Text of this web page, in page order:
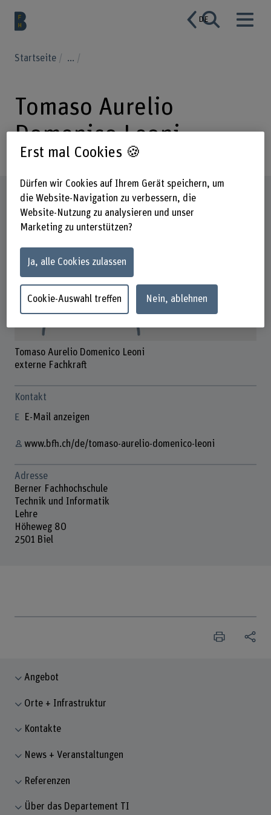
DE
Startseite ...
Tomaso Aurelio
Domenico Leoni
Steckbrief
Tomaso Aurelio Domenico Leoni
externe Fachkraft
Kontakt
E-Mail anzeigen
www.bfh.ch/de/tomaso-aurelio-domenico-leoni
Adresse
Berner Fachhochschule
Technik und Informatik
Lehre
Höheweg 80
2501 Biel
Angebot
Orte + Infrastruktur
Kontakte
News + Veranstaltungen
Referenzen
Über das Departement TI
Erst mal Cookies 🍪
Dürfen wir Cookies auf Ihrem Gerät speichern, um
die Website-Navigation zu verbessern, die
Website-Nutzung zu analysieren und unser
Marketing zu unterstützen?
Ja, alle Cookies zulassen
Cookie-Auswahl treffen Nein, ablehnen